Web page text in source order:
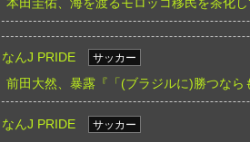
なんJ PRIDE
サッカー
前田大然、暴露『「(ブラジルに)勝つな
なんJ PRIDE
サッカー